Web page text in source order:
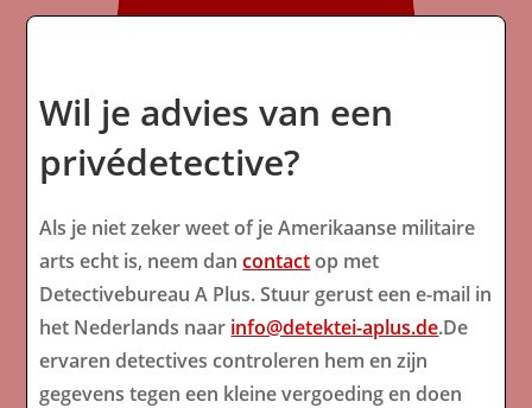
Wil je advies van een
privédetective?
Als je niet zeker weet of je Amerikaanse militaire
arts echt is, neem dancontactop met
Detectivebureau A Plus. Stuur gerust een e-mail in
het Nederlands naar info@detektei-aplus.de.De
ervaren detectives controleren hem en zijn
gegevens tegen een kleine vergoeding en doen